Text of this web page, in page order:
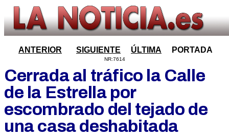
ANTERIOR SIGUIENTE ÚLTIMA PORTADA
NR:7614
Cerrada al tráfico la Calle
de la Estrella por
escombrado del tejado de
una casa deshabitada